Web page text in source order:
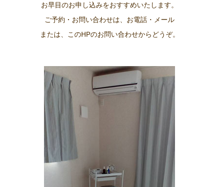
お早目のお申し込みをおすすめいたします。
ご予約・お問い合わせは、お電話・メール
または、このHPのお問い合わせからどうぞ。